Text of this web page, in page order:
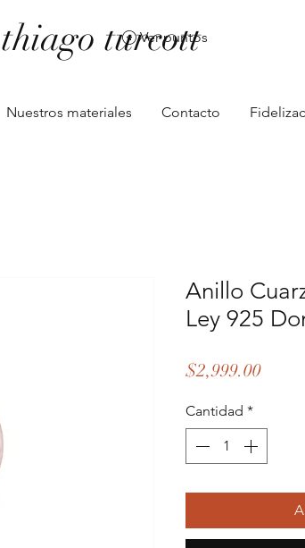
thiago turcott
Ver puntos
Nuestros materiales Contacto
Anillo
Ley 925
$2,999.00Precio
Cantidad *